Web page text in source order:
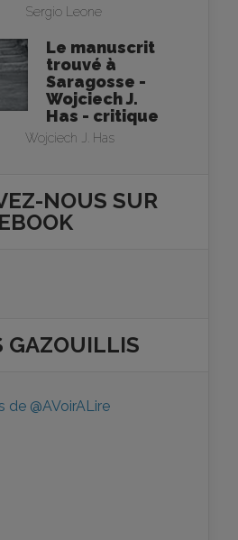
Sergio Leone
Le manuscrit
trouvé à
Saragosse -
Wojciech J.
Has - critique
Wojciech J. Has
NOUS SUR
GAZOUILLIS
de @AVoirALire